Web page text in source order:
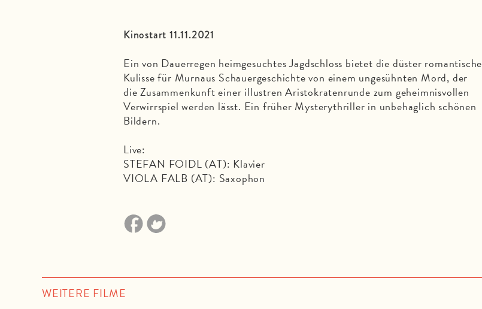
Kinostart 11.11.2021
Ein von Dauerregen heimgesuchtes Jagdschloss bietet die düster romantische
Kulisse für Murnaus Schauergeschichte von einem ungesühnten Mord, der
die Zusammenkunft einer illustren Aristokratenrunde zum geheimnisvollen
Verwirrspiel werden lässt. Ein früher Mysterythriller in unbehaglich schönen
Bildern.
Live:
STEFAN FOIDL (AT): Klavier
VIOLA FALB (AT): Saxophon
WEITERE FILME